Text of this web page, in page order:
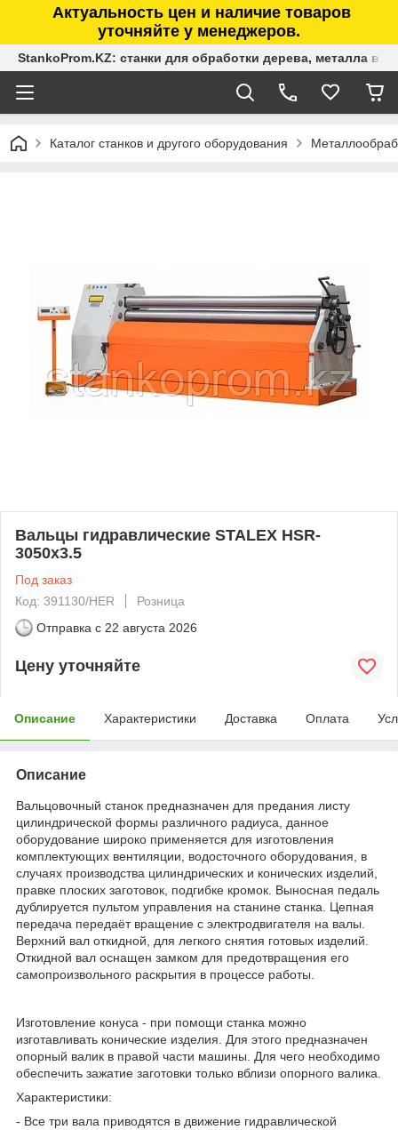
Актуальность цен и наличие товаров
уточняйте у менеджеров.
StankoProm.KZ: станки для обработки дерева, металла в
Каталог станков и другого оборудования
Вальцы гидравлические STALEX HSR-
3050x3.5
Под заказ
Код: 391130/HER
Розница
Отправка с 22 августа 2026
Цену уточняйте
Описание Характеристики Доставка Оплата
Описание
Вальцовочный станок предназначен для предания листу
цилиндрической формы различного радиуса, данное
оборудование широко применяется для изготовления
комплектующих вентиляции, водосточного оборудования, в
случаях производства цилиндрических и конических изделий,
правке плоских заготовок, подгибке кромок. Выносная педаль
дублируется пультом управления на станине станка. Цепная
передача передаёт вращение с электродвигателя на валы.
Верхний вал откидной, для легкого снятия готовых изделий.
Откидной вал оснащен замком для предотвращения его
самопроизвольного раскрытия в процессе работы.
Изготовление конуса - при помощи станка можно
изготавливать конические изделия. Для этого предназначен
опорный валик в правой части машины. Для чего необходимо
обеспечить зажатие заготовки только вблизи опорного валика.
Характеристики:
- Все три вала приводятся в движение гидравлической